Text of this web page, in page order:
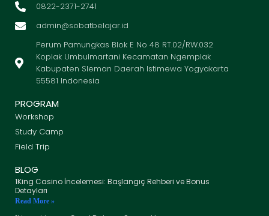
0822-2371-2741
admin@sobatbelajar.id
Perum Pamungkas Blok E No 48 RT.02/RW.032
Koplak Umbulmartani Kecamatan Ngemplak
Kabupaten Sleman Daerah Istimewa Yogyakarta
55581 Indonesia
PROGRAM
Workshop
Study Camp
Field Trip
BLOG
1King Casino İncelemesi: Başlangıç Rehberi ve Bonus
Detayları
Read More »